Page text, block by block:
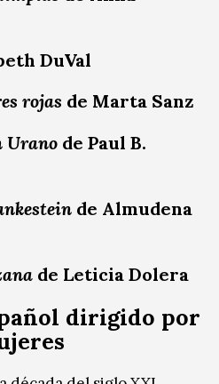
DuVal
rojas de Marta Sanz
Urano de Paul B.
de Almudena
de Leticia Dolera
dirigido por